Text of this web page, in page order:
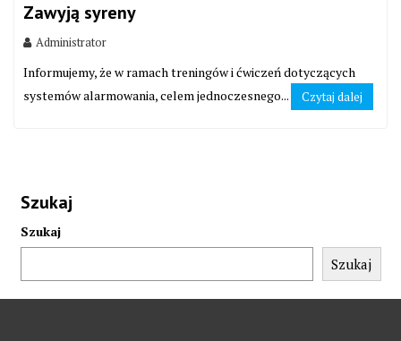
Zawyją syreny
Administrator
Informujemy, że w ramach treningów i ćwiczeń dotyczących
systemów alarmowania, celem jednoczesnego...
Czytaj dalej
Szukaj
Szukaj
Szukaj